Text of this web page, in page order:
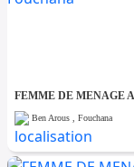
Ben Arous , Fouchana